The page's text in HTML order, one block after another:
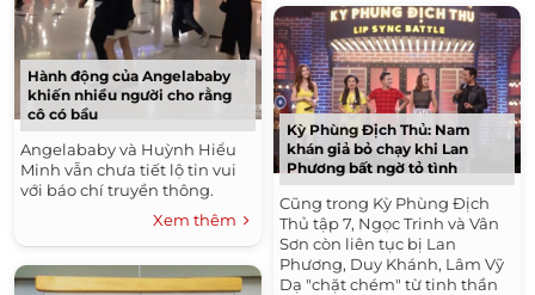
Hành động của Angelababy
khiến nhiều người cho rằng
cô có bầu
Angelababy và Huỳnh Hiểu
Minh vẫn chưa tiết lộ tin vui
với báo chí truyền thông.
Xem thêm
Kỳ Phùng Địch Thủ: Nam
khán giả bỏ chạy khi Lan
Phương bất ngờ tỏ tình
Cũng trong Kỳ Phùng Địch
Thủ tập 7, Ngọc Trinh và Vân
Sơn còn liên tục bị Lan
Phương, Duy Khánh, Lâm Vỹ
Dạ "chặt chém" từ tinh thần